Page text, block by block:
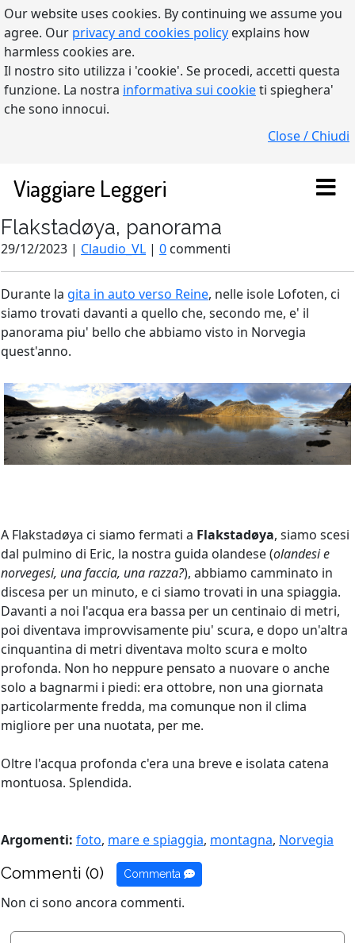
Our website uses cookies. By continuing we assume you
agree. Our privacy and cookies policy explains how
harmless cookies are.
Il nostro sito utilizza i 'cookie'. Se procedi, accetti questa
funzione. La nostra informativa sui cookieti spieghera'
che sono innocui.
Close / Chiudi
Viaggiare Leggeri
Flakstadøya, panorama
29/12/2023 | Claudio_VL | 0 commenti
Durante la gita in auto verso Reine, nelle isole Lofoten, ci
siamo trovati davanti a quello che, secondo me, e' il
panorama piu' bello che abbiamo visto in Norvegia
quest'anno.
A Flakstadøya ci siamo fermati a Flakstadøya, siamo scesi
dal pulmino di Eric, la nostra guida olandese (olandesi e
norvegesi, una faccia, una razza?), abbiamo camminato in
discesa per un minuto, e ci siamo trovati in una spiaggia.
Davanti a noi l'acqua era bassa per un centinaio di metri,
poi diventava improvvisamente piu' scura, e dopo un'altra
cinquantina di metri diventava molto scura e molto
profonda. Non ho neppure pensato a nuovare o anche
solo a bagnarmi i piedi: era ottobre, non una giornata
particolarmente fredda, ma comunque non il clima
migliore per una nuotata, per me.
Oltre l'acqua profonda c'era una breve e isolata catena
montuosa. Splendida.
Argomenti: foto, mare e spiaggia, montagna, Norvegia
Commenti (0) Commenta
Non ci sono ancora commenti.